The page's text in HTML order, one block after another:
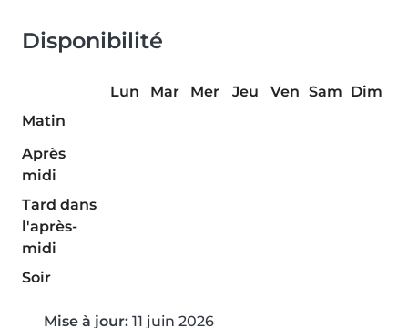
Disponibilité
Lun Mar Mer Jeu Ven Sam Dim
Matin
Après
midi
Tard dans
l'après-
midi
Soir
Mise à jour: 11 juin 2026